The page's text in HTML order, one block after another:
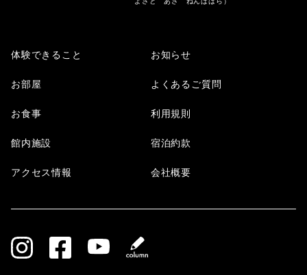
体験できること
お部屋
お食事
館内施設
アクセス情報
お知らせ
よくあるご質問
利用規則
宿泊約款
会社概要